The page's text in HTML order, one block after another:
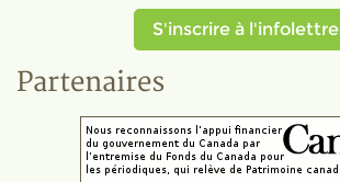
S'inscrire à l'infolettre
Partenaires